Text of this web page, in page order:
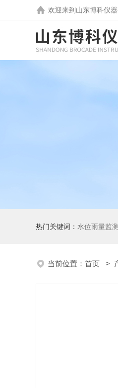
欢迎来到 山东博科仪
热门关键词： 水位雨量监
当前位置： 首页 >